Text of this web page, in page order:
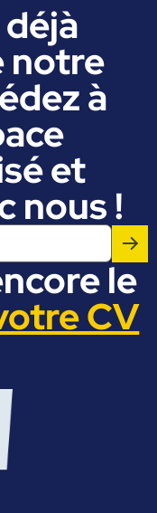
notre
à
et
nous !
le
CV